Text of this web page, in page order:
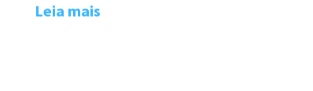
Leia mais